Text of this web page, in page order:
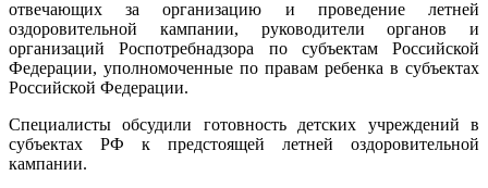
отвечающих за организацию и проведение летней
оздоровительной кампании, руководители органов и
организаций Роспотребнадзора по субъектам Российской
Федерации, уполномоченные по правам ребенка в субъектах
Российской Федерации.
Специалисты обсудили готовность детских учреждений в
субъектах РФ к предстоящей летней оздоровительной
кампании.